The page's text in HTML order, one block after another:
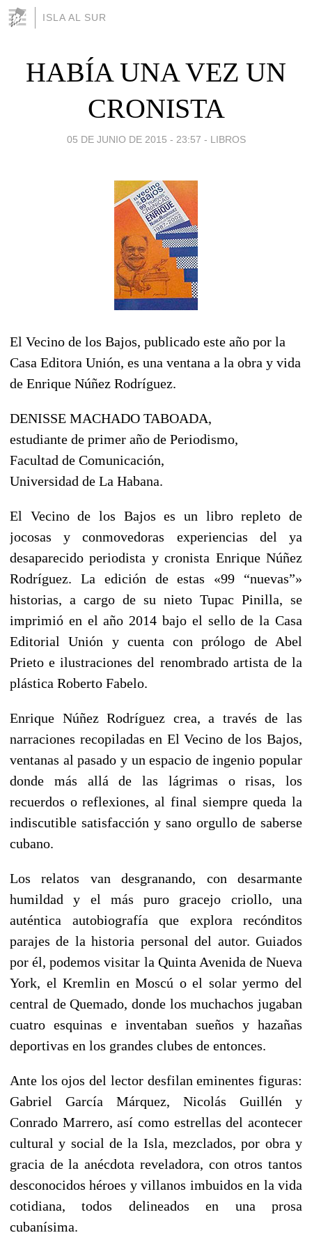
ISLA AL SUR
HABÍA UNA VEZ UN
CRONISTA
05 DE JUNIO DE 2015 - 23:57 - LIBROS
El Vecino de los Bajos, publicado este año por la
Casa Editora Unión, es una ventana a la obra y vida
de Enrique Núñez Rodríguez.
DENISSE MACHADO TABOADA,
estudiante de primer año de Periodismo,
Facultad de Comunicación,
Universidad de La Habana.
El Vecino de los Bajos es un libro repleto de
jocosas y conmovedoras experiencias del ya
desaparecido periodista y cronista Enrique Núñez
Rodríguez. La edición de estas «99 “nuevas”»
historias, a cargo de su nieto Tupac Pinilla, se
imprimió en el año 2014 bajo el sello de la Casa
Editorial Unión y cuenta con prólogo de Abel
Prieto e ilustraciones del renombrado artista de la
plástica Roberto Fabelo.
Enrique Núñez Rodríguez crea, a través de las
narraciones recopiladas en El Vecino de los Bajos,
ventanas al pasado y un espacio de ingenio popular
donde más allá de las lágrimas o risas, los
recuerdos o reflexiones, al final siempre queda la
indiscutible satisfacción y sano orgullo de saberse
cubano.
Los relatos van desgranando, con desarmante
humildad y el más puro gracejo criollo, una
auténtica autobiografía que explora recónditos
parajes de la historia personal del autor. Guiados
por él, podemos visitar la Quinta Avenida de Nueva
York, el Kremlin en Moscú o el solar yermo del
central de Quemado, donde los muchachos jugaban
cuatro esquinas e inventaban sueños y hazañas
deportivas en los grandes clubes de entonces.
Ante los ojos del lector desfilan eminentes figuras:
Gabriel García Márquez, Nicolás Guillén y
Conrado Marrero, así como estrellas del acontecer
cultural y social de la Isla, mezclados, por obra y
gracia de la anécdota reveladora, con otros tantos
desconocidos héroes y villanos imbuidos en la vida
cotidiana, todos delineados en una prosa
cubanísima.